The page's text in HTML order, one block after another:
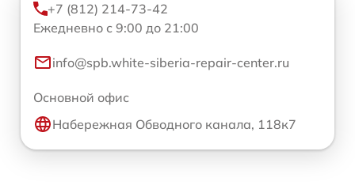
+7 (812) 214-73-42
Ежедневно с 9:00 до 21:00
info@spb.white-siberia-repair-center.ru
Основной офис
Набережная Обводного канала, 118к7